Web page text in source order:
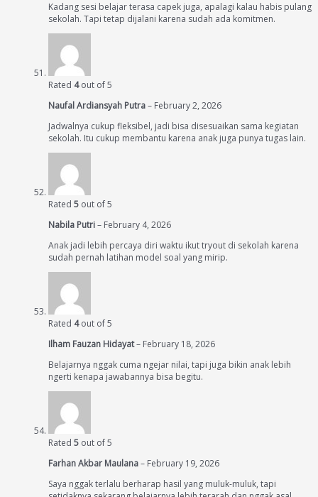
Kadang sesi belajar terasa capek juga, apalagi kalau habis pulang
sekolah. Tapi tetap dijalani karena sudah ada komitmen.
Rated 4out of 5
Naufal Ardiansyah Putra– February 2, 2026
Jadwalnya cukup fleksibel, jadi bisa disesuaikan sama kegiatan
sekolah. Itu cukup membantu karena anak juga punya tugas lain.
Rated 5 out of 5
Nabila Putri– February 4, 2026
Anak jadi lebih percaya diri waktu ikut tryout di sekolah karena
sudah pernah latihan model soal yang mirip.
Rated 4out of 5
Ilham Fauzan Hidayat– February 18, 2026
Belajarnya nggak cuma ngejar nilai, tapi juga bikin anak lebih
ngerti kenapa jawabannya bisa begitu.
Rated 5 out of 5
Farhan Akbar Maulana– February 19, 2026
Saya nggak terlalu berharap hasil yang muluk-muluk, tapi